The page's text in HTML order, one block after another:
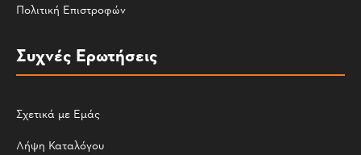
Πολιτική Επιστροφών
Συχνές Ερωτήσεις
Σχετικά με Εμάς
Λήψη Καταλόγου